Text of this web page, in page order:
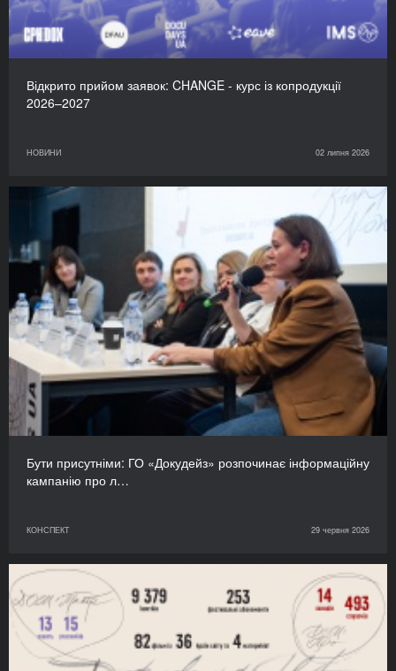
Відкрито прийом заявок: CHANGE - курс із копродукції
2026–2027
НОВИНИ 02 липня 2026
Бути присутніми: ГО «Докудейз» розпочинає інформаційну
кампанію про л…
КОНСПЕКТ 29 червня 2026